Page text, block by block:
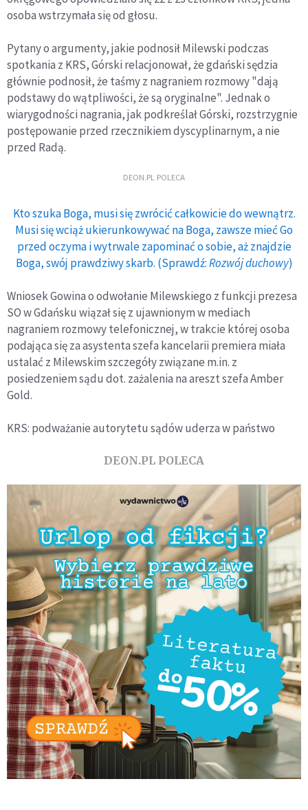
osoba wstrzymała się od głosu.
Pytany o argumenty, jakie podnosił Milewski podczas
spotkania z KRS, Górski relacjonował, że gdański sędzia
głównie podnosił, że taśmy z nagraniem rozmowy "dają
podstawy do wątpliwości, że są oryginalne". Jednak o
wiarygodności nagrania, jak podkreślał Górski, rozstrzygnie
postępowanie przed rzecznikiem dyscyplinarnym, a nie
przed Radą.
DEON.PL POLECA
Kto szuka Boga, musi się zwrócić całkowicie do wewnątrz.
Musi się wciąż ukierunkowywać na Boga, zawsze mieć Go
przed oczyma i wytrwale zapominać o sobie, aż znajdzie
Boga, swój prawdziwy skarb. (Sprawdź:Rozwój duchowy)
Wniosek Gowina o odwołanie Milewskiego z funkcji prezesa
SO w Gdańsku wiązał się z ujawnionym w mediach
nagraniem rozmowy telefonicznej, w trakcie której osoba
podająca się za asystenta szefa kancelarii premiera miała
ustalać z Milewskim szczegóły związane m.in. z
posiedzeniem sądu dot. zażalenia na areszt szefa Amber
Gold.
KRS: podważanie autorytetu sądów uderza w państwo
DEON.PL POLECA